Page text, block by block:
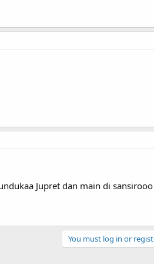
Jupret dan main di
You must log in or